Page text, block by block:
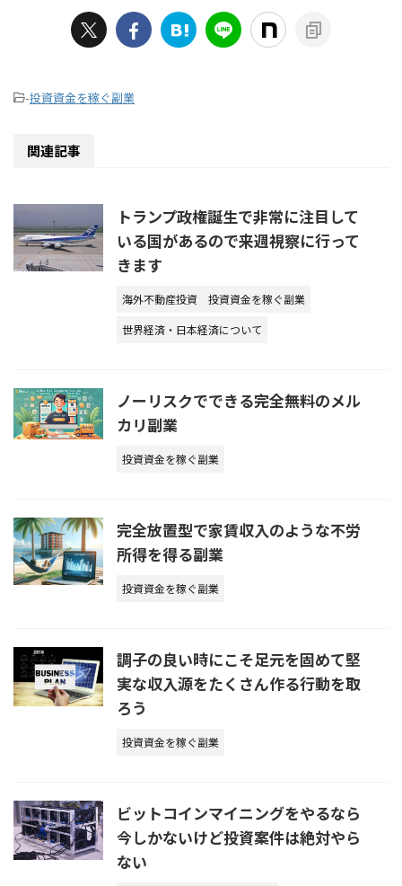
-投資資金を稼ぐ副業
関連記事
トランプ政権誕生で非常に注目して
いる国があるので来週視察に行って
きます
海外不動産投資
投資資金を稼ぐ副業
世界経済・日本経済について
ノーリスクでできる完全無料のメル
カリ副業
投資資金を稼ぐ副業
完全放置型で家賃収入のような不労
所得を得る副業
投資資金を稼ぐ副業
調子の良い時にこそ足元を固めて堅
実な収入源をたくさん作る行動を取
ろう
投資資金を稼ぐ副業
ビットコインマイニングをやるなら
今しかないけど投資案件は絶対やら
ない